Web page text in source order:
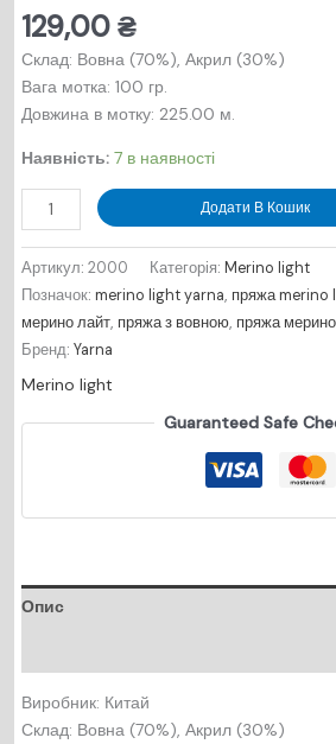
129,00₴
Склад: Вовна (70%), Акрил (30%)
Вага мотка: 100 гр.
Довжина в мотку: 225.00 м.
Наявність: 7 в наявності
Merino
Light
№
2000
білий
кількість
Додати В Кошик
Артикул: 2000 Категорія: Merino light
Позначок: merino light yarna, пряжа merino
мерино лайт, пряжа з вовною, пряжа
Бренд: Yarna
Merino light
Guaranteed Safe
Опис
Виробник: Китай
Склад: Вовна (70%), Акрил (30%)